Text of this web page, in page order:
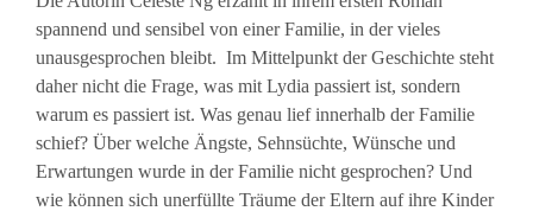
spannend und sensibel von einer Familie, in der vieles
unausgesprochen bleibt. Im Mittelpunkt der Geschichte steht
daher nicht die Frage, was mit Lydia passiert ist, sondern
warum es passiert ist. Was genau lief innerhalb der Familie
schief? Über welche Ängste, Sehnsüchte, Wünsche und
Erwartungen wurde in der Familie nicht gesprochen? Und
wie können sich unerfüllte Träume der Eltern auf ihre Kinder